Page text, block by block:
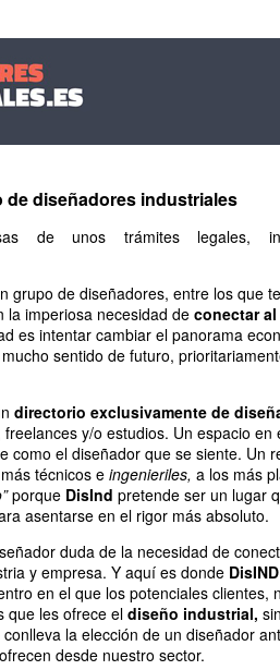
de diseñadores industriales
de unos trámites legales,
grupo de diseñadores, entre los que
la imperiosa necesidad de conectar
es intentar cambiar el panorama
sentido de futuro,
directorio exclusivamente de
y/o estudios. Un espacio en
como el diseñador que se siente. Un
técnicos e ingenieriles, a los más
porque DisInd pretende ser un lugar
asentarse en el rigor más absoluto.
duda de la necesidad de
y empresa. Y aquí es donde DisIND
en el que los potenciales clientes,
que les ofrece eldiseño industrial,
la elección de un diseñador
desde nuestro sector.